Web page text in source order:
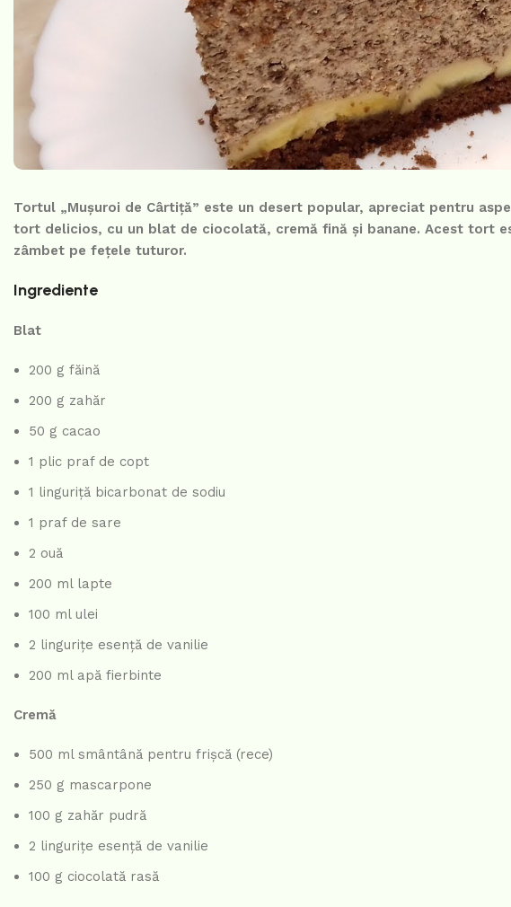
Tortul „Mușuroi de Cârtiță” este un desert popular, apreciat pentru
tort delicios, cu un blat de ciocolată, cremă fină și banane. Acest tort
zâmbet pe fețele tuturor.
Ingrediente
Blat
200 g făină
200 g zahăr
50 g cacao
1 plic praf de copt
1 linguriță bicarbonat de sodiu
1 praf de sare
2 ouă
200 ml lapte
100 ml ulei
2 lingurițe esență de vanilie
200 ml apă fierbinte
Cremă
500 ml smântână pentru frișcă (rece)
250 g mascarpone
100 g zahăr pudră
2 lingurițe esență de vanilie
100 g ciocolată rasă